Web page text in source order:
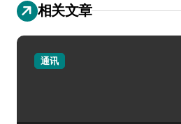
相关文章
通讯